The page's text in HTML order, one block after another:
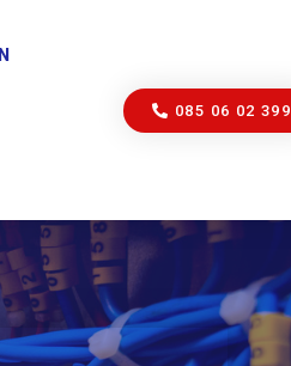
085 06 02 399